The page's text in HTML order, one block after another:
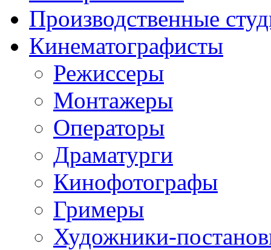
Производственные
Кинематографисты
Режиссеры
Монтажеры
Операторы
Драматурги
Кинофотографы
Гримеры
Художники-